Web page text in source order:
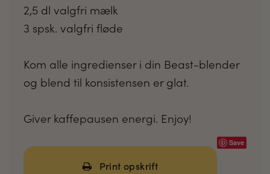
2,5 dl valgfri mælk
3 spsk. valgfri fløde
Kom alle ingredienser i din Beast-blender
og blend til konsistensen er glat.
Giver kaffepausen energi. Enjoy!
Print opskrift
Save